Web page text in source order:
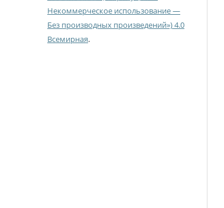
Некоммерческое использование —
Без производных произведений») 4.0
Всемирная.